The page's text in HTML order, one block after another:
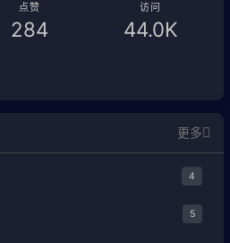
点赞
284
访问
44.0K
更多
4
5